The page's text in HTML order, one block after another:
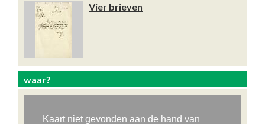
Vier brieven
waar?